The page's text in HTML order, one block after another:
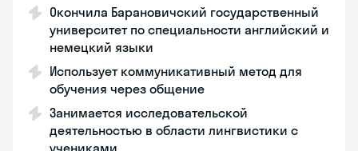
Окончила Барановичский государственный
университет по специальности английский и
немецкий языки
Использует коммуникативный метод для
обучения через общение
Занимается исследовательской
деятельностью в области лингвистики с
учениками